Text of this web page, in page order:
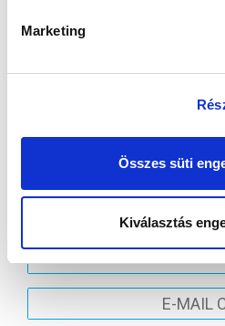
Marketing
Összes süti
Kiválasztás
MTK BUDAPEST HÍRLEVÉL
Ne maradjon le egy eseményről